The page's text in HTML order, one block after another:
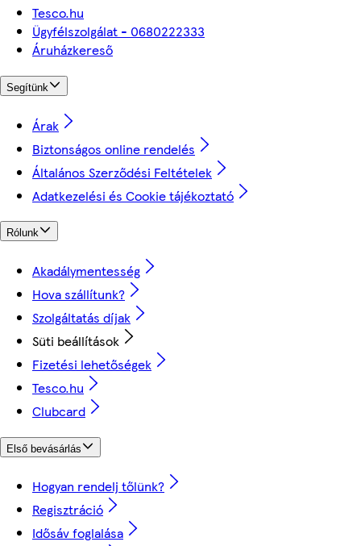
Tesco.hu
Ügyfélszolgálat - 0680222333
Áruházkereső
Segítünk
Árak
Biztonságos online rendelés
Általános Szerződési Feltételek
Adatkezelési és Cookie tájékoztató
Rólunk
Akadálymentesség
Hova szállítunk?
Szolgáltatás díjak
Süti beállítások
Fizetési lehetőségek
Tesco.hu
Clubcard
Első bevásárlás
Hogyan rendelj tőlünk?
Regisztráció
Idősáv foglalása